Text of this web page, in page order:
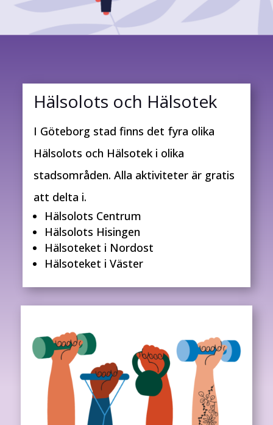
Hälsolots och Hälsotek
I Göteborg stad finns det fyra olika
Hälsolots och Hälsotek i olika
stadsområden. Alla aktiviteter är gratis
att delta i.
Hälsolots Centrum
Hälsolots Hisingen
Hälsoteket i Nordost
Hälsoteket i Väster